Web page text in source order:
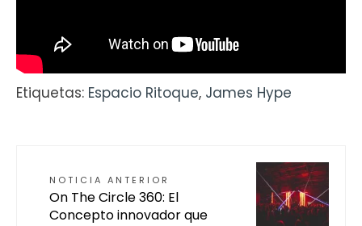
Etiquetas: Espacio Ritoque, James Hype
NOTICIA ANTERIOR
On The Circle 360: El
Concepto innovador que